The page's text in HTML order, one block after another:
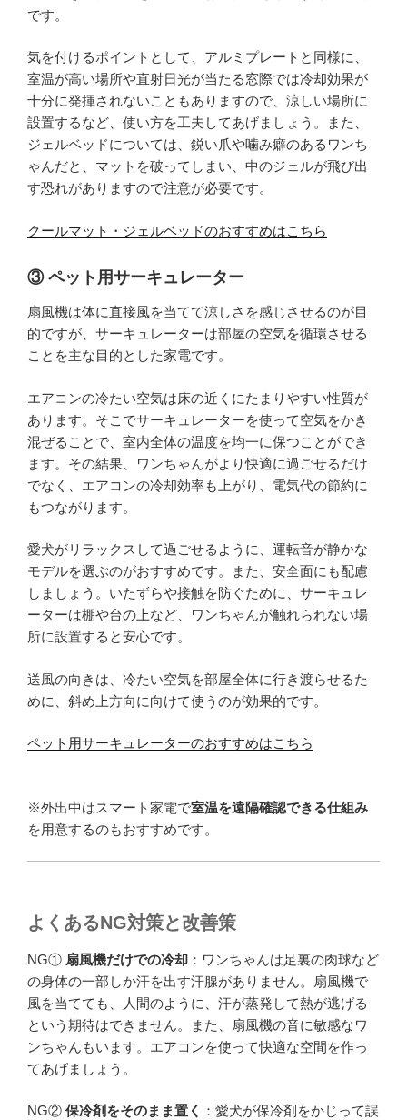
です。
気を付けるポイントとして、アルミプレートと同様に、
室温が高い場所や直射日光が当たる窓際では冷却効果が
十分に発揮されないこともありますので、涼しい場所に
設置するなど、使い方を工夫してあげましょう。また、
ジェルベッドについては、鋭い爪や噛み癖のあるワンち
ゃんだと、マットを破ってしまい、中のジェルが飛び出
す恐れがありますので注意が必要です。
クールマット・ジェルベッドのおすすめはこちら
③ ペット用サーキュレーター
扇風機は体に直接風を当てて涼しさを感じさせるのが目
的ですが、サーキュレーターは部屋の空気を循環させる
ことを主な目的とした家電です。
エアコンの冷たい空気は床の近くにたまりやすい性質が
あります。そこでサーキュレーターを使って空気をかき
混ぜることで、室内全体の温度を均一に保つことができ
ます。その結果、ワンちゃんがより快適に過ごせるだけ
でなく、エアコンの冷却効率も上がり、電気代の節約に
もつながります。
愛犬がリラックスして過ごせるように、運転音が静かな
モデルを選ぶのがおすすめです。また、安全面にも配慮
しましょう。いたずらや接触を防ぐために、サーキュレ
ーターは棚や台の上など、ワンちゃんが触れられない場
所に設置すると安心です。
送風の向きは、冷たい空気を部屋全体に行き渡らせるた
めに、斜め上方向に向けて使うのが効果的です。
ペット用サーキュレーターのおすすめはこちら
※外出中はスマート家電で室温を遠隔確認できる仕組み
を用意するのもおすすめです。
よくあるNG対策と改善策
NG① 扇風機だけでの冷却 ：ワンちゃんは足裏の肉球など
の身体の一部しか汗を出す汗腺がありません。扇風機で
風を当てても、人間のように、汗が蒸発して熱が逃げる
という期待はできません。また、扇風機の音に敏感なワ
ンちゃんもいます。エアコンを使って快適な空間を作っ
てあげましょう。
NG② 保冷剤をそのまま置く ：愛犬が保冷剤をかじって誤